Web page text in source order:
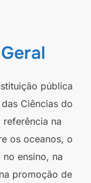
pública
Ciências do
na
os oceanos, o
ensino, na
promoção de